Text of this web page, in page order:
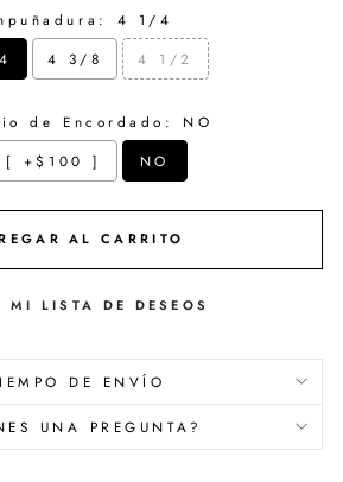
4 1/4
4 3/8 4 1/2
de Encordado:
NO
[ +$100 ]
NO
will add$ 0.00 to the price
AL CARRITO
MI LISTA DE DESEOS
DE ENVÍO
UNA PREGUNTA?